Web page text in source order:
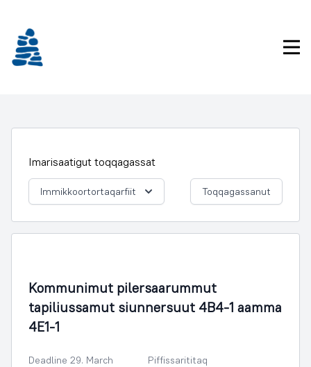
Imarisaatigut toqqagassat
Immikkoortortaqarfiit Toqqagassanut
Kommunimut pilersaarummut
tapiliussamut siunnersuut 4B4-1 aamma
4E1-1
Deadline 29. March
Piffissarititaq